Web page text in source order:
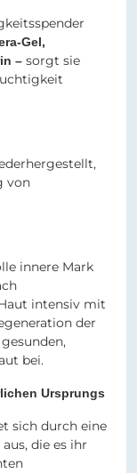
Gel,
– sorgt sie
von
innere Mark
intensiv mit
der
bei.
Ursprungs
sich durch eine
die es ihr